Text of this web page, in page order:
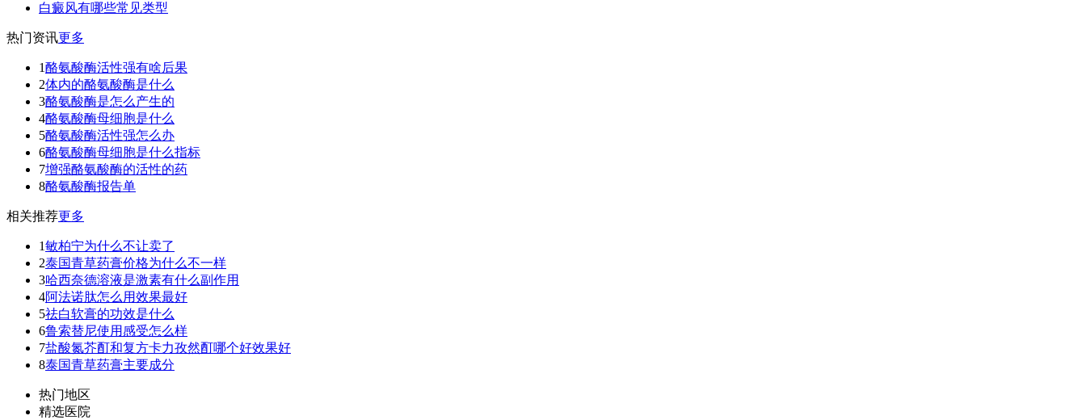
白癜风有哪些常见类型
热门资讯更多
1酪氨酸酶活性强有啥后果
2体内的酪氨酸酶是什么
3酪氨酸酶是怎么产生的
4酪氨酸酶母细胞是什么
5酪氨酸酶活性强怎么办
6酪氨酸酶母细胞是什么指标
7增强酪氨酸酶的活性的药
8酪氨酸酶报告单
相关推荐更多
1敏柏宁为什么不让卖了
2泰国青草药膏价格为什么不一样
3哈西奈德溶液是激素有什么副作用
4阿法诺肽怎么用效果最好
5祛白软膏的功效是什么
6鲁索替尼使用感受怎么样
7盐酸氮芥酊和复方卡力孜然酊哪个好效果好
8泰国青草药膏主要成分
热门地区
精选医院